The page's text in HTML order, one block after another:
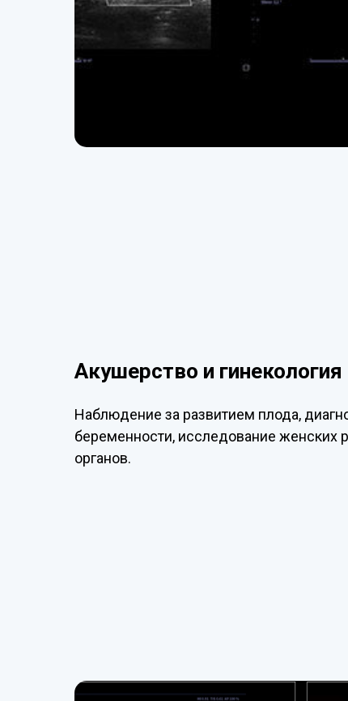
Акушерство и гинекология
Наблюдение за развитием плода,
беременности, исследование женских
органов.